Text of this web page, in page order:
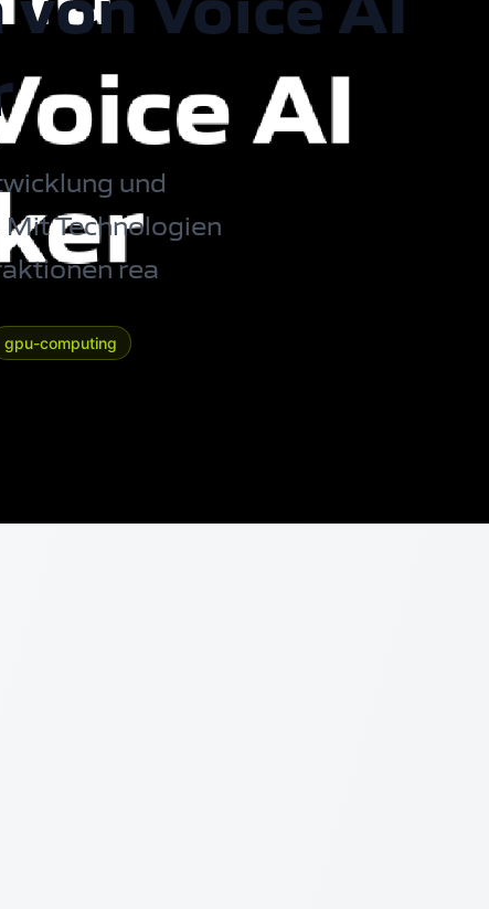
und
Technologien
rea
gpu-computing